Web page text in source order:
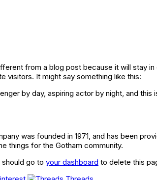
from a blog post because it will stay
visitors. It might say something like this:
by day, aspiring actor by night, and
was founded in 1971, and has been
things for the Gotham community.
go to your dashboard to delete this